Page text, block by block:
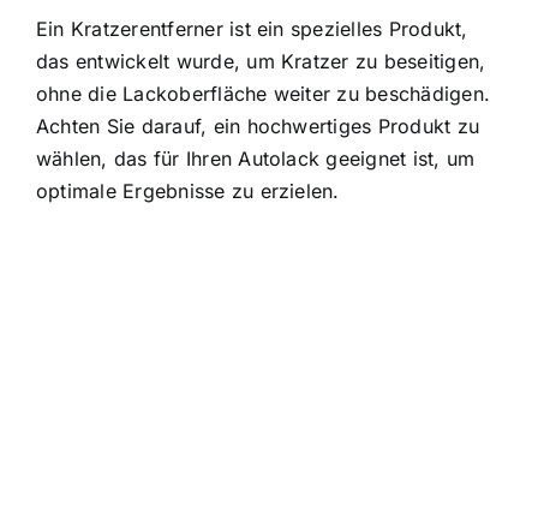
Ein Kratzerentferner ist ein spezielles Produkt,
das entwickelt wurde, um Kratzer zu beseitigen,
ohne die Lackoberfläche weiter zu beschädigen.
Achten Sie darauf, ein hochwertiges Produkt zu
wählen, das für Ihren Autolack geeignet ist, um
optimale Ergebnisse zu erzielen.